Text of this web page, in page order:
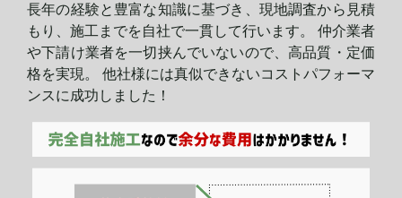
長年の経験と豊富な知識に基づき、現地調査から見積
もり、施工までを自社で一貫して行います。 仲介業者
や下請け業者を一切挟んでいないので、高品質・定価
格を実現。 他社様には真似できないコストパフォーマ
ンスに 成功しました！